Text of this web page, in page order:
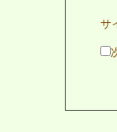
サ